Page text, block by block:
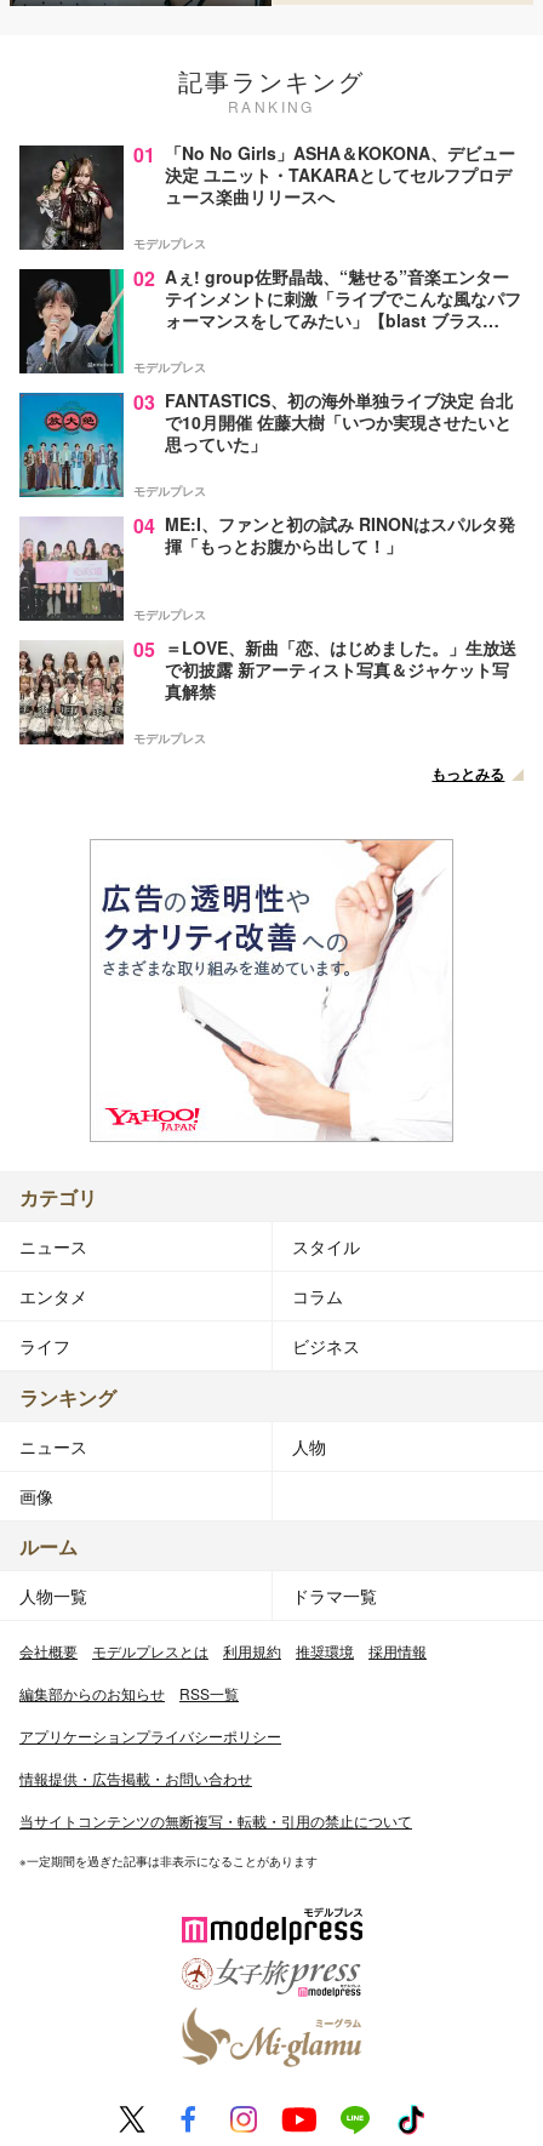
記事ランキング
RANKING
01
「No No Girls」ASHA＆KOKONA、デビュー
決定 ユニット・TAKARAとしてセルフプロデ
ュース楽曲リリースへ
モデルプレス
02 Aぇ! group佐野晶哉、“魅せる”音楽エンター
テインメントに刺激「ライブでこんな風なパフ
ォーマンスをしてみたい」【blast ブラス
モデルプレス
03 FANTASTICS、初の海外単独ライブ決定 台北
で10月開催 佐藤大樹「いつか実現させたいと
思っていた」
モデルプレス
04 ME:I、ファンと初の試み RINONはスパルタ発
揮「もっとお腹から出して！」
モデルプレス
05 ＝LOVE、新曲「恋、はじめました。」生放送
で初披露 新アーティスト写真＆ジャケット写
真解禁
モデルプレス
もっとみる
カテゴリ
ニュース スタイル
エンタメ コラム
ライフ ビジネス
ランキング
ニュース 人物
画像
ルーム
人物一覧 ドラマ一覧
会社概要 モデルプレスとは 利用規約 推奨環境 採用情報
編集部からのお知らせ RSS一覧
アプリケーションプライバシーポリシー
情報提供・広告掲載・お問い合わせ
当サイトコンテンツの無断複写・転載・引用の禁止について
※一定期間を過ぎた記事は非表示になることがあります